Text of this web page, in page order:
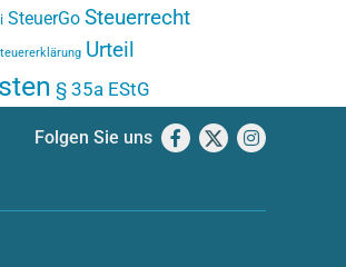
SteuerGo Steuerrecht
Urteil
§ 35a EStG
Folgen Sie uns Facebook
X Instagram